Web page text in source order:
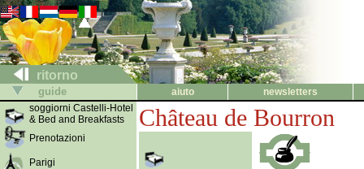
ritorno
guide aiuto
newsletters
soggiorni Castelli-Hotel
& Bed and Breakfasts
Prenotazioni
Parigi
Château de Bourron